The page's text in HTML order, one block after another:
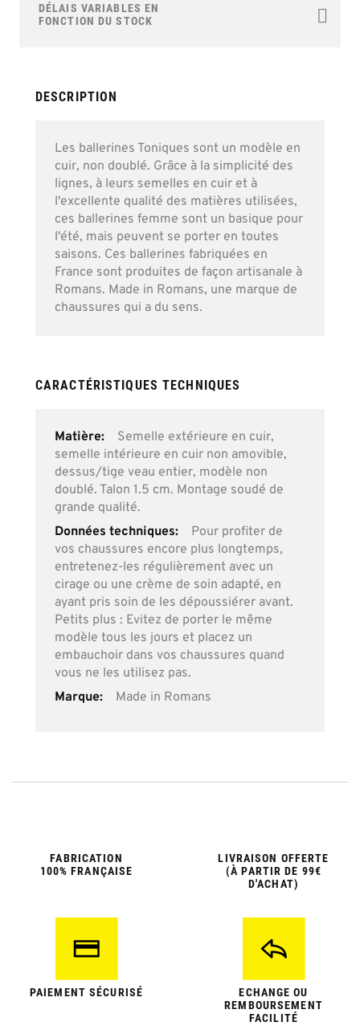
beginning
gallery
DÉLAIS VARIABLES EN
FONCTION DU STOCK
DESCRIPTION
Les ballerines Toniques sont un modèle en
cuir, non doublé. Grâce à la simplicité des
lignes, à leurs semelles en cuir et à
l'excellente qualité des matières utilisées,
ces ballerines femme sont un basique pour
l'été, mais peuvent se porter en toutes
saisons. Ces ballerines fabriquées en
France sont produites de façon artisanale à
Romans. Made in Romans, une marque de
chaussures qui a du sens.
CARACTÉRISTIQUES TECHNIQUES
Plus
d’information
Semelle extérieure en cuir,
semelle intérieure en cuir non amovible,
dessus/tige veau entier, modèle non
doublé. Talon 1.5 cm. Montage soudé de
grande qualité.
Pour profiter de
vos chaussures encore plus longtemps,
entretenez-les régulièrement avec un
cirage ou une crème de soin adapté, en
ayant pris soin de les dépoussiérer avant.
Petits plus : Evitez de porter le même
modèle tous les jours et placez un
embauchoir dans vos chaussures quand
vous ne les utilisez pas.
Made in Romans
FABRICATION
100% FRANÇAISE
LIVRAISON OFFERTE
(À PARTIR DE 99€
D'ACHAT)
PAIEMENT SÉCURISÉ
ECHANGE OU
REMBOURSEMENT
FACILITÉ